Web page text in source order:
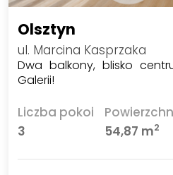
Olsztyn
ul. Marcina Kasprzaka
Dwa balkony, blisko
Galerii!
Liczba pokoi
3
54,87 m2